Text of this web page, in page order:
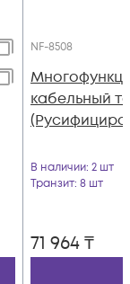
NF-8508
кабельный
В наличии: 2 шт
Транзит: 8 шт
71 964₸